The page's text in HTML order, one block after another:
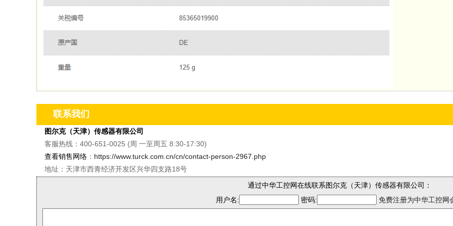
联系我们
图尔克（天津）传感器有限公司
客服热线：400-651-0025 (周 一至周五 8:30-17:30)
查看销售网络 ： https://www.turck.com.cn/cn/contact-person-2967.php
地址：天津市西青经济开发区兴华四支路18号
通过中华工控网在线联系图尔克（天津）传感器有限公司：
用户名:
密码: 免费注册为中华工控网